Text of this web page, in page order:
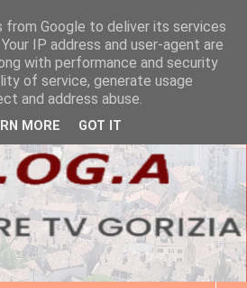
from Google to deliver its services
IP address and user-agent are
with performance and security
of service, generate usage
and address abuse.
MORE GOT IT